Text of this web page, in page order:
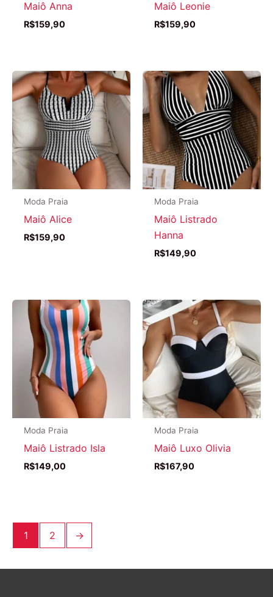
Maiô Anna
R$159,90
Maiô Leonie
R$159,90
Moda Praia
Maiô Alice
R$159,90
Moda Praia
Maiô Listrado
Hanna
R$149,90
Moda Praia
Maiô Listrado Isla
R$149,00
Moda Praia
Maiô Luxo Olivia
R$167,90
1 2 →